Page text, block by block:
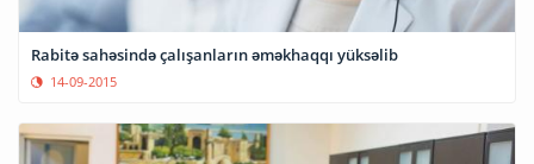
Rabitə sahəsində çalışanların əməkhaqqı yüksəlib
14-09-2015